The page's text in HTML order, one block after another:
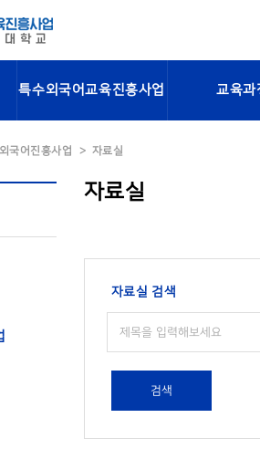
특수외국어교육진흥사업 교육과
국어진흥사업 자료실
자료실
자료실 검색
검색